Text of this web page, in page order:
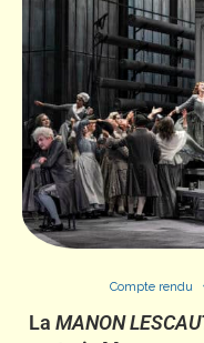
Compte rendu
La MANON